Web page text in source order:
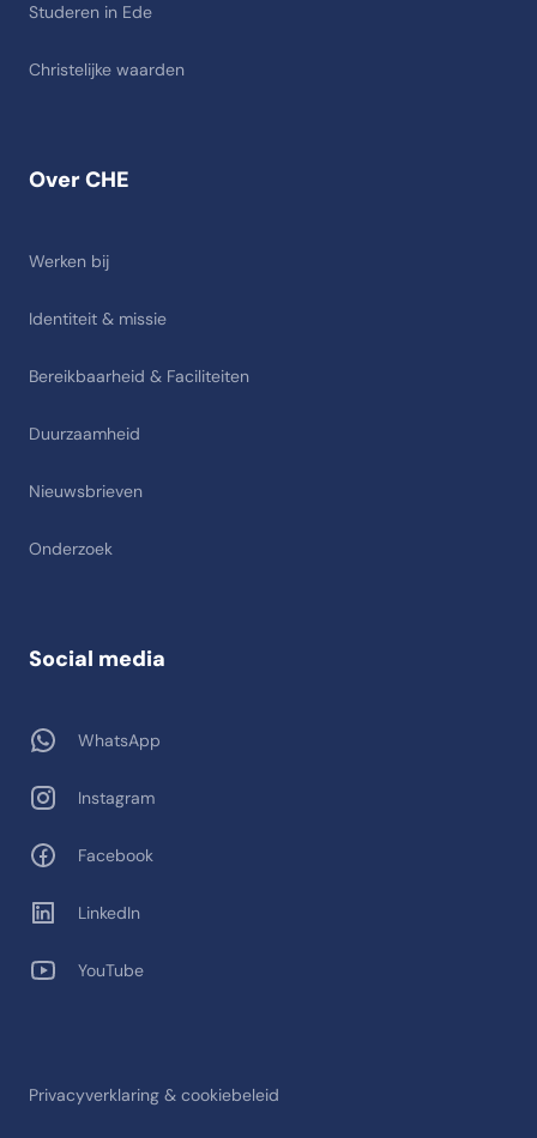
Over CHE
Werken bij
Identiteit & missie
Bereikbaarheid & Faciliteiten
Duurzaamheid
Nieuwsbrieven
Onderzoek
Studeren in Ede
Christelijke waarden
Privacyverklaring & cookiebeleid
Social media
WhatsApp
Instagram
Facebook
LinkedIn
YouTube